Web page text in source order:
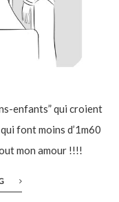
enfants” qui croient
font moins d’1m60
mon amour !!!!